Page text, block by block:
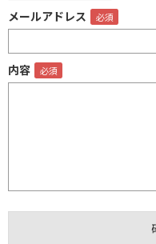
メールアドレス
内容